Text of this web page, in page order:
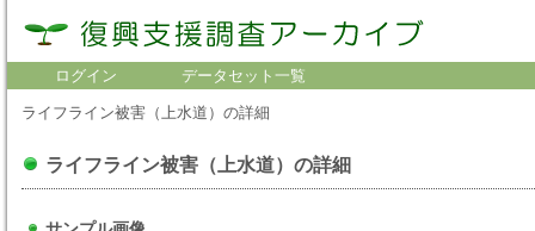
ログイン データセット一覧
ライフライン被害（上水道）の詳細
ライフライン被害（上水道）の詳細